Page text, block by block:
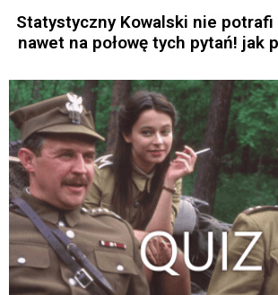
Statystyczny Kowalski nie
nawet na połowę tych pytań! jak